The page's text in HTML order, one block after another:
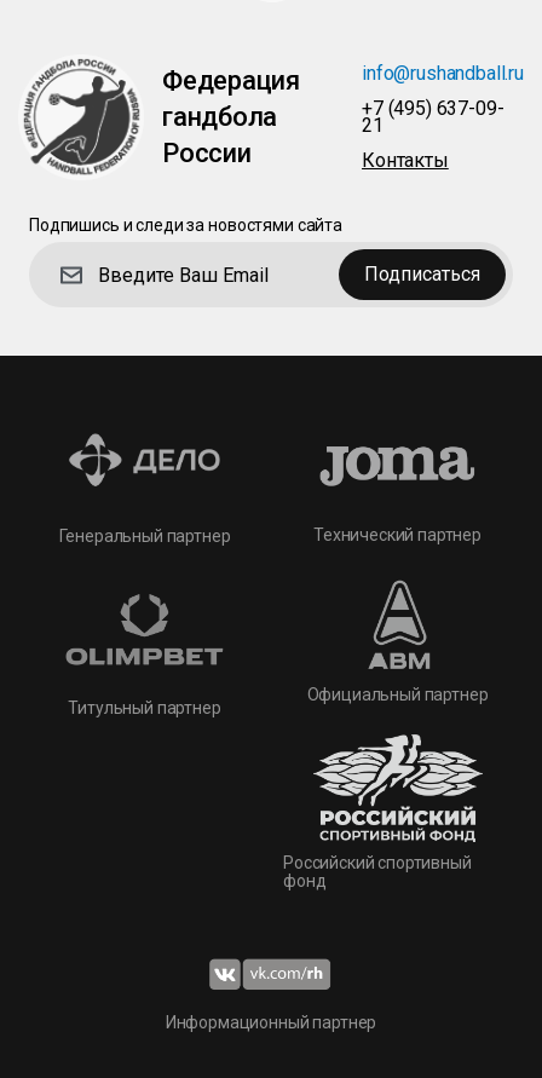
Федерация
гандбола
России
info@rushandball.ru
+7 (495) 637-09-
21
Контакты
Подпишись и следи за новостями сайта
Подписаться
Генеральный партнер
Титульный партнер
Технический партнер
Официальный партнер
Российский спортивный
фонд
Информационный партнер